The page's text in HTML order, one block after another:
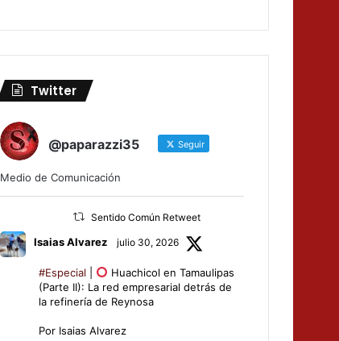
Twitter
@paparazzi35 Seguir
Medio de Comunicación
Sentido Común Retweet
Isaias Alvarez julio 30, 2026
#Especial
Huachicol en Tamaulipas
(Parte II): La red empresarial detrás de
la refinería de Reynosa
Por Isaias Alvarez